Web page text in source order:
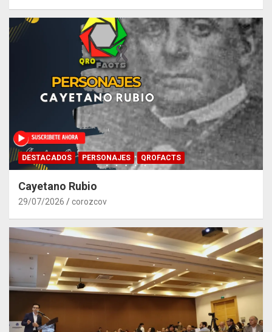
DESTACADOS PERSONAJES QROFACTS
Cayetano Rubio
29/07/2026 corozcov